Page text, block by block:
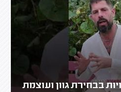
בבחירת גוון ועוצמת